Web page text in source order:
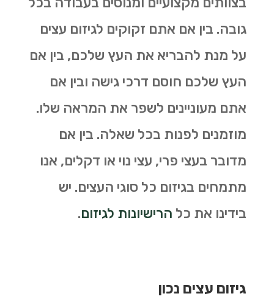
גובה. בין אם אתם זקוקים לגיזום עצים
על מנת להבריא את העץ שלכם, בין אם
העץ שלכם חוסם דרכי גישה ובין אם
אתם מעוניינים לשפר את המראה שלו.
מוזמנים לפנות בכל שאלה. בין אם
מדובר בעצי פרי, עצי נוי או דקלים, אנו
מתמחים בגיזום כל סוגי העצים. יש
בידינו את כל הרישיונות לגיזום.
גיזום עצים נכון